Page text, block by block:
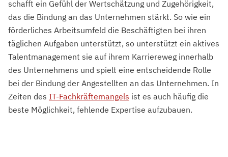
schafft ein Gefühl der Wertschätzung und Zugehörigkeit,
das die Bindung an das Unternehmen stärkt. So wie ein
förderliches Arbeitsumfeld die Beschäftigten bei ihren
täglichen Aufgaben unterstützt, so unterstützt ein aktives
Talentmanagement sie auf ihrem Karriereweg innerhalb
des Unternehmens und spielt eine entscheidende Rolle
bei der Bindung der Angestellten an das Unternehmen. In
Zeiten des IT-Fachkräftemangels ist es auch häufig die
beste Möglichkeit, fehlende Expertise aufzubauen.